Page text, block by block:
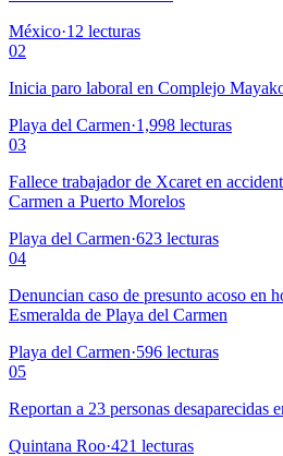
México·12 lecturas
02
Inicia paro laboral en Complejo
Playa del Carmen·1,998 lecturas
03
Fallece trabajador de Xcaret en
Carmen a Puerto Morelos
Playa del Carmen·623 lecturas
04
Denuncian caso de presunto acoso en
Esmeralda de Playa del Carmen
Playa del Carmen·596 lecturas
05
Reportan a 23 personas desaparecidas
Quintana Roo·421 lecturas